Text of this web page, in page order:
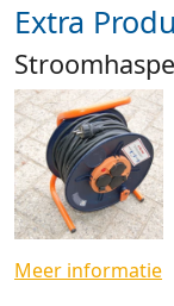
Extra
Meer informatie